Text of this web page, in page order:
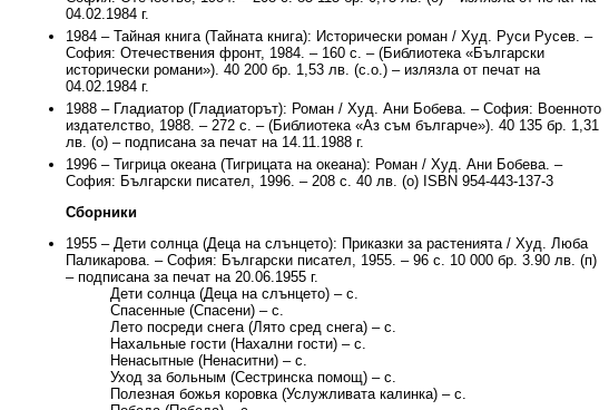
04.02.1984 г.
1984 – Тайная книга (Тайната книга): Исторически роман / Худ. Руси Русев. –
София: Отечествения фронт, 1984. – 160 с. – (Библиотека «Български
исторически романи»). 40 200 бр. 1,53 лв. (с.о.) – излязла от печат на
04.02.1984 г.
1988 – Гладиатор (Гладиаторът): Роман / Худ. Ани Бобева. – София: Военното
издателство, 1988. – 272 с. – (Библиотека «Аз съм българче»). 40 135 бр. 1,31
лв. (о) – подписана за печат на 14.11.1988 г.
1996 – Тигрица океана (Тигрицата на океана): Роман / Худ. Ани Бобева. –
София: Български писател, 1996. – 208 с. 40 лв. (о) ISBN 954-443-137-3
Сборники
1955 – Дети солнца (Деца на слънцето): Приказки за растенията / Худ. Люба
Паликарова. – София: Български писател, 1955. – 96 с. 10 000 бр. 3.90 лв. (п)
– подписана за печат на 20.06.1955 г.
Дети солнца (Деца на слънцето) – с.
Спасенные (Спасени) – с.
Лето посреди снега (Лято сред снега) – с.
Нахальные гости (Нахални гости) – с.
Ненасытные (Ненаситни) – с.
Уход за больным (Сестринска помощ) – с.
Полезная божья коровка (Услужливата калинка) – с.